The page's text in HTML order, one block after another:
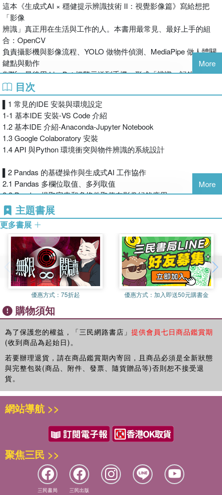
《生成式AI × 穩健提示辨識技術 II》視覺影像篇 | MediaPipe
× YOLO × OpenCV × LineBot
聚焦AI影像應用實戰
★物件偵測
★影像分割
★YOLO 系列模型
★COCO 資料集
★交通車流辨識
★YouTube 影像分析
★肢體辨識
★閉眼偵測
★火災與濃煙辨識
★暴力行為與危險刀具檢測
★Linebot Messaging API
★Resend API
★USB CAM
★CSV 紀錄
★排程模組
★GUI 打包設計
讓讀者理解如何將 AI 技術延伸到通知、紀錄、前端呈現與自
動化流程。
製作參考，也能作為跨域學習者建構智慧影像系統的重要入門
教材。
專業推薦
敏實科技大學副校長─林文燦 博士 推薦
錸成科技有限公司執行長、嘉南藥理大學兼任助理教授─?春愛
博士
日商優貝克工程師─吳俊毅
元大銀行系統開發部專業副理─陳尚瑋
￭ 奧地利林茲大學 資訊系碩士畢業
￭ 中華民國內部稽核協會 講師
￭ 經濟部產業發展署AI授課 講師
￭ 天地人文創講堂 講師
￭ 教育部部定 講師
￭ 聯成電腦 講師
￭ 台南失業者訓練班 講師
￭ 勞動部產業人才投資方案課程Python、電商行銷、數據科學 講師
￭ 高雄市勞動局產業新尖兵 講師
￭ 台南市伽碩職訓中心講師
￭ AI GO講師生成對抗網路(數發部產業發展署)
￭ AIGO 講師Kaggle 數據平台實戰 (數發部產業發展署)
￭ 國立政治大學電算中心技術師
￭ 義隆電子研發工程師
￭ 113 年國道智慧交通管理創意競賽優選作品
這本《生成式AI × 穩健提示辨識技術 II：視覺影像篇》寫給想把
「影像
辨識」真正用在生活與工作的人。本書用最常見、最好上手的組
合：OpenCV
負責攝影機與影像流程、YOLO 做物件偵測、MediaPipe 做人體關
鍵點與動作
判斷，最後用 LineBot 把警示送到手機，形成「辨識→記錄→通
知」的閉環。
你會學到怎麼設計提示與規則，降低誤報、保留紀錄、讓系統可以
真正落地應
用。
不管你是做工廠安全、長照居家、校園或公共安全監控，或只是想
做一個
能提醒異常的實用小專案，這本書都能帶你從「看得懂」走到「做
讀者閱讀此書可以透過程式碼進行下載和實作，如有疑問也可以來
信指教和討
朝健2026.03.01
More
目次
▌1 常見的IDE 安裝與環境設定
1-1 基本IDE 安裝-VS Code 介紹
1.2 基本IDE 介紹-Anaconda-Jupyter Notebook
1.3 Google Colaboratory 安裝
1.4 API 與Python 環境衝突與物件辨識的系統設計
▌2 Pandas 的基礎操作與生成式AI 工作協作
2.1 Pandas 多欄位取值、多列取值
2.2 Pandas 提取字串和多條件取值在影像紀錄應用
2.3 資料框轉字串在系統上的應用
2.4 Cladue AI 程式協作和NotebookLM 心智圖用於程式架構分析
▌3 Gemini 3.0 用於影像互動遊戲設計
3.1 使用提示語設計小遊戲- 使用MediaPipe 設計肢體辨識
3.2 使用提示語設計小遊戲- 長者照護系統結合CSV 輸出
3.3 Gemini 遊戲範例- 寶可夢設計、3D 撞球、急速跑酷
▌4 AI 影像觀念介紹
4.1 物件偵測與影像分割介紹
4.2 卷積神經網路介紹
4.3 Teachable Machine 快速辨識實作結合前端應用
4.3 YOLO 模型版本與觀念介紹
4.4 COCO 資料集介紹
▌5 交通部即時車流影像辨識應用
5.3 Ultralytics YOLOv8 模型應用車流影像辨識
▌6 YouTube 影像辨識實作
6.1 YouTube API 的介紹-yt-dlp 和pytube 為例
6.2 行人影像辨識- 以東京散步影像為例
6.3 直播影像辨識- 以三峽老街影像為例
6.4 球賽影像辨識為例
More
主題書展
更多書展
優惠方式： 75折起 優惠方式： 加入即送50元購書金
購物須知
為了保護您的權益，「三民網路書店」 提供會員七日商品鑑賞期
(收到商品為起始日)。
若要辦理退貨，請在商品鑑賞期內寄回，且商品必須是全新狀態
與完整包裝(商品、附件、發票、隨貨贈品等)否則恕不接受退
貨。
網站導航 >>
聚焦三民 >>
三民書局 三民出版